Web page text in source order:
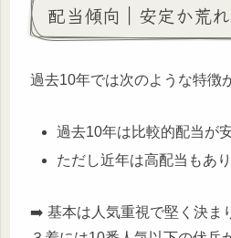
配当傾向｜安定か荒
過去10年では次のような特徴
過去10年は比較的配当が
ただし近年は高配当もあ
➡️ 基本は人気重視で堅く決ま